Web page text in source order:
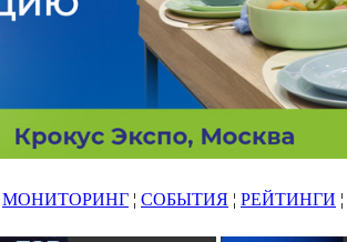
МОНИТОРИНГ ¦ СОБЫТИЯ ¦ РЕЙТИНГИ ¦